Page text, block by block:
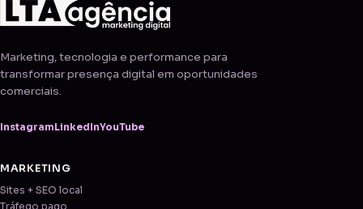
Marketing, tecnologia e performance para
transformar presença digital em oportunidades
comerciais.
Instagram LinkedInYouTube
MARKETING
Sites + SEO local